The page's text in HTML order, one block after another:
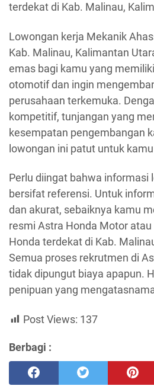
terdekat di Kab. Malinau,
Lowongan kerja Mekanik
Kab. Malinau, Kalimantan
emas bagi kamu yang
otomotif dan ingin
perusahaan terkemuka.
kompetitif, tunjangan yang
kesempatan pengembangan
lowongan ini patut untuk
Perlu diingat bahwa informasi
bersifat referensi. Untuk
dan akurat, sebaiknya kamu
resmi Astra Honda Motor
Honda terdekat di Kab.
Semua proses rekrutmen di
tidak dipungut biaya apapun.
penipuan yang
Post Views: 137
Berbagi :